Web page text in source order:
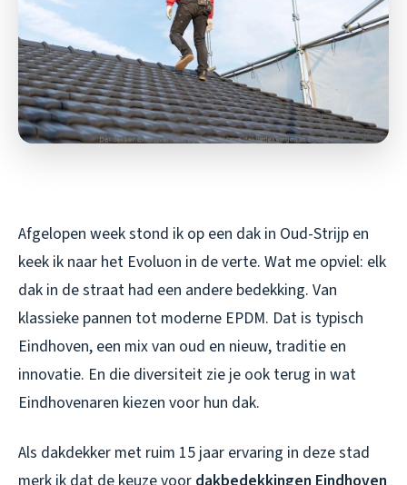
Afgelopen week stond ik op een dak in Oud-Strijp en
keek ik naar het Evoluon in de verte. Wat me opviel: elk
dak in de straat had een andere bedekking. Van
klassieke pannen tot moderne EPDM. Dat is typisch
Eindhoven, een mix van oud en nieuw, traditie en
innovatie. En die diversiteit zie je ook terug in wat
Eindhovenaren kiezen voor hun dak.
Als dakdekker met ruim 15 jaar ervaring in deze stad